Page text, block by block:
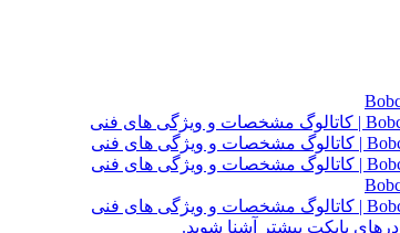
بابکت بیشتر آشنا شوید.